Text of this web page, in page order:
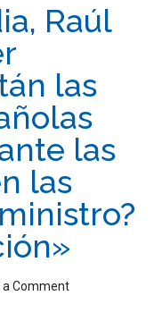
Raúl
las
las
las
a Comment